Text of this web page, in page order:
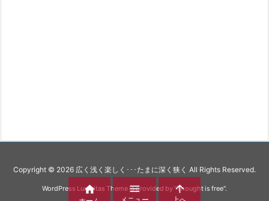
Copyright © 2026 広く浅く楽しく･･･たまに深く狭く All Rights Reserved.
WordPress Luxeritas Theme is provided by "Thought is free".
 
メニュー

上へ